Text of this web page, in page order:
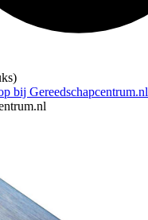
bij Gereedschapcentrum.nl